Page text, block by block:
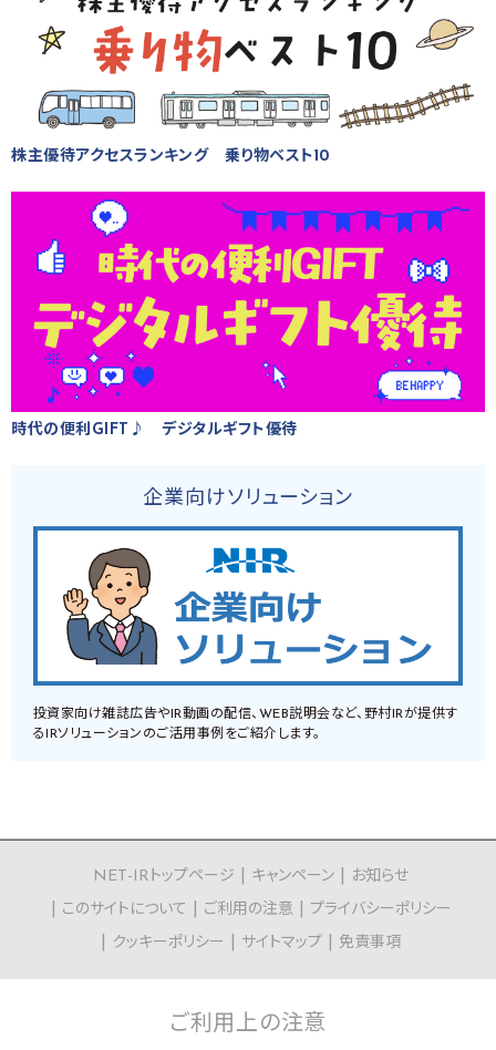
株主優待アクセスランキング 乗り物ベスト10
時代の便利GIFT♪ デジタルギフト優待
企業向けソリューション
投資家向け雑誌広告やIR動画の配信、WEB説明会など、野村IRが提供す
るIRソリューションのご活用事例をご紹介します。
NET-IRトップページ キャンペーン
お知らせ
このサイトについて
ご利用の注意
プライバシーポリシー
クッキーポリシー
サイトマップ 免責事項
ご利用上の注意